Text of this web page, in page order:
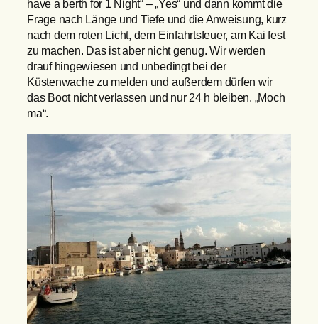
have a berth for 1 Night“ – „Yes“ und dann kommt die
Frage nach Länge und Tiefe und die Anweisung, kurz
nach dem roten Licht, dem Einfahrtsfeuer, am Kai fest
zu machen. Das ist aber nicht genug. Wir werden
drauf hingewiesen und unbedingt bei der
Küstenwache zu melden und außerdem dürfen wir
das Boot nicht verlassen und nur 24 h bleiben. „Moch
ma“.